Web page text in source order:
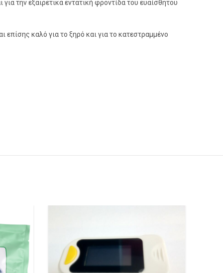
την εξαιρετικά εντατική φροντίδα του ευαίσθητου
επίσης καλό για το ξηρό και για το κατεστραμμένο